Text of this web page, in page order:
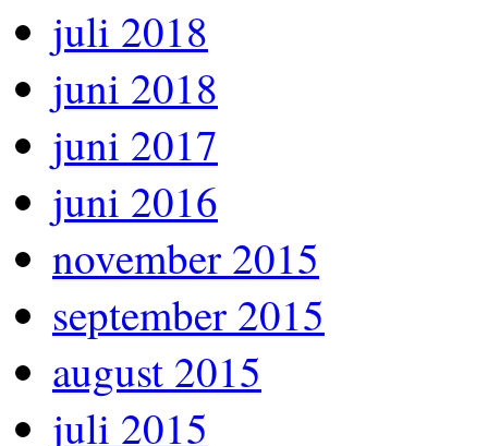
juli 2018
juni 2018
juni 2017
juni 2016
november 2015
september 2015
august 2015
juli 2015